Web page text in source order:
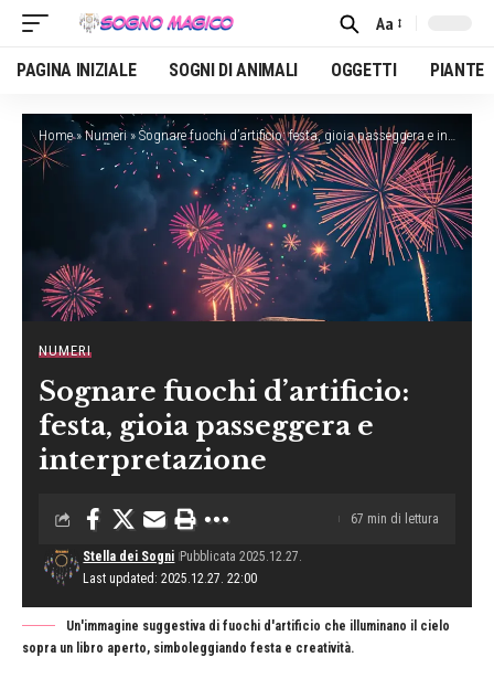
Font
Resizer
Aa
PAGINA INIZIALE SOGNI DI ANIMALI OGGETTI PIANTE
Home»Numeri»Sognare fuochi d’artificio: festa, gioia passeggera e interpretazione
NUMERI
Sognare fuochi d’artificio:
festa, gioia passeggera e
interpretazione
Last updated: 2025.12.27. 22:00
Stella dei Sogni Pubblicata 2025.12.27.
67 min di lettura
Un'immagine suggestiva di fuochi d'artificio che illuminano il cielo
sopra un libro aperto, simboleggiando festa e creatività.